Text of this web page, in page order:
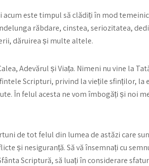
acum este timpul să clădiți în mod
răbdare, cinstea, seriozitatea,
dăruirea și multe altele.
Adevărul și Viața. Nimeni nu vine la
Scripturi, privind la viețile sfinților,
În felul acesta ne vom îmbogăți și noi
de tot felul din lumea de astăzi care
și nesiguranță. Să vă însemnați cu
Scriptură, să luați în considerare